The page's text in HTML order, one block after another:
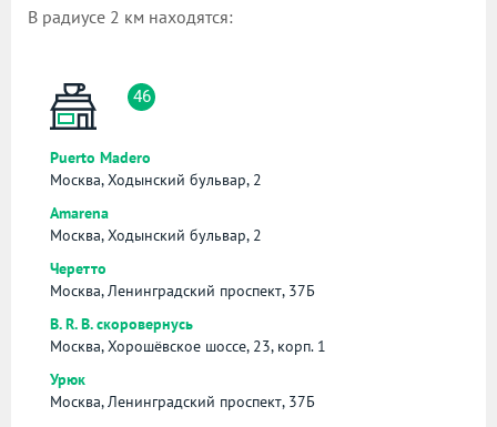
В радиусе 2 км находятся:
46
Puerto Madero
Москва, Ходынский бульвар, 2
Amarena
Москва, Ходынский бульвар, 2
Черетто
Москва, Ленинградский проспект, 37Б
B. R. B. скоровернусь
Москва, Хорошёвское шоссе, 23, корп. 1
Урюк
Москва, Ленинградский проспект, 37Б